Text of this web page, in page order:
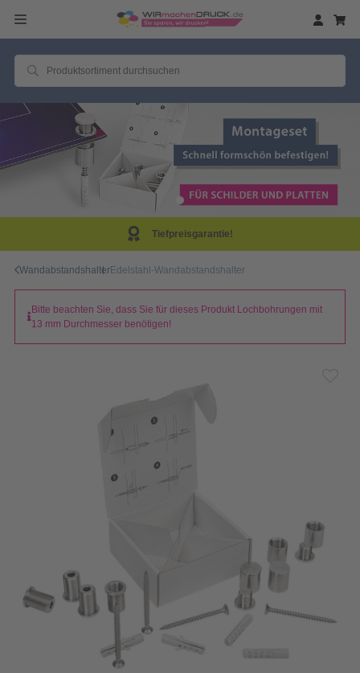
WandabstandshalterEdelstahl-Wandabstandshalter
Bitte beachten Sie, dass Sie für dieses Produkt Lochbohrungen mit
13 mm Durchmesser benötigen!